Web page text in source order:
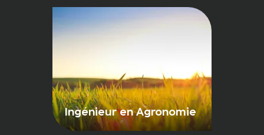
Ingénieur en Agronomie